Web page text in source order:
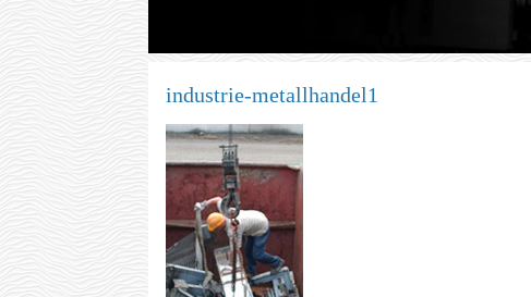
industrie-metallhandel1